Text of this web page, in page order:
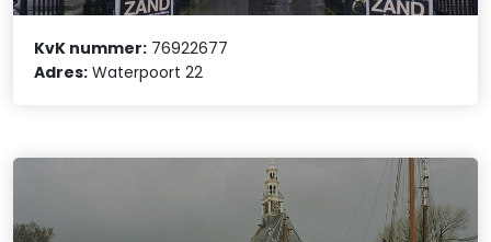
KvK nummer: 76922677
Adres: Waterpoort 22